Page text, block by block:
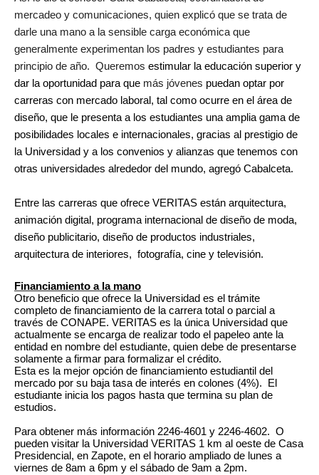
mercadeo y comunicaciones, quien explicó que se trata de
darle una mano a la sensible carga económica que
generalmente experimentan los padres y estudiantes para
principio de año. Queremos estimular la educación superior y
dar la oportunidad para que más jóvenes puedan optar por
carreras con mercado laboral, tal como ocurre en el área de
diseño, que le presenta a los estudiantes una amplia gama de
posibilidades locales e internacionales, gracias al prestigio de
la Universidad y a los convenios y alianzas que tenemos con
otras universidades alrededor del mundo, agregó Cabalceta.
Entre las carreras que ofrece VERITAS están arquitectura,
animación digital, programa internacional de diseño de moda,
diseño publicitario, diseño de productos industriales,
arquitectura de interiores, fotografía, cine y televisión.
Financiamiento a la mano
Otro beneficio que ofrece la Universidad es el trámite
completo de financiamiento de la carrera total o parcial a
través de CONAPE. VERITAS es la única Universidad que
actualmente se encarga de realizar todo el papeleo ante la
entidad en nombre del estudiante, quien debe de presentarse
solamente a firmar para formalizar el crédito.
Esta es la mejor opción de financiamiento estudiantil del
mercado por su baja tasa de interés en colones (4%). El
estudiante inicia los pagos hasta que termina su plan de
estudios.
Para obtener más información 2246-4601 y 2246-4602. O
pueden visitar la Universidad VERITAS 1 km al oeste de Casa
Presidencial, en Zapote, en el horario ampliado de lunes a
viernes de 8am a 6pm y el sábado de 9am a 2pm.